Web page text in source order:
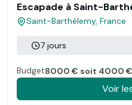
Escapade à Saint-
Saint-Barthélemy, France
7 jours
Budget8000 € soit 4000 €
Voir